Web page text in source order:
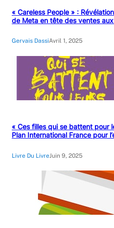
« Careless People » :
de Meta en tête des ventes
Gervais DassiAvril 1, 2025
« Ces filles qui se battent pour
Plan International France pour
Livre Du LivreJuin 9, 2025